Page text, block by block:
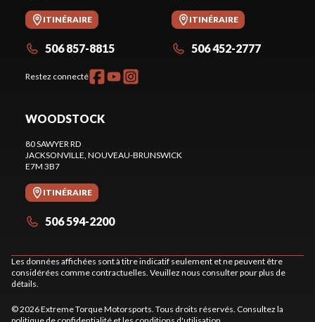
ITINÉRAIRE
506 857-8815
Restez connecté
ITINÉRAIRE
506 452-2777
WOODSTOCK
80 SAWYER RD
JACKSONVILLE, NOUVEAU-BRUNSWICK
E7M 3B7
ITINÉRAIRE
506 594-2200
Les données affichées sont à titre indicatif seulement et ne peuvent être
considérées comme contractuelles. Veuillez nous consulter pour plus de
détails.
© 2026 Extreme Torque Motorsports. Tous droits réservés. Consultez la